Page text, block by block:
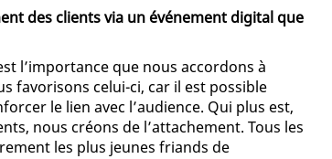
des clients via un événement digital que
l’importance que nous accordons à
favorisons celui-ci, car il est possible
le lien avec l’audience. Qui plus est,
nous créons de l’attachement. Tous les
les plus jeunes friands de